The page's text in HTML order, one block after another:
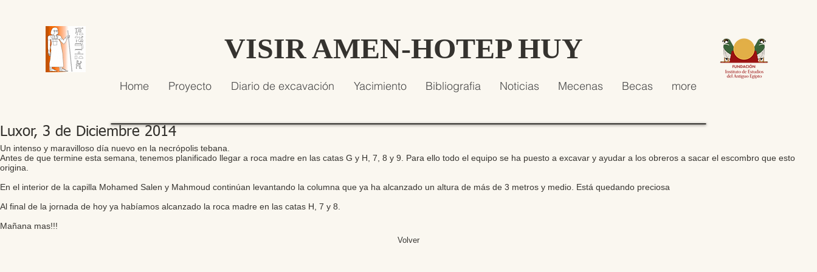
VISIR AMEN-HOTEP HUY
Home Proyecto Diario de excavación Yacimiento Bibliografia Noticias Mecenas Becas more
Luxor, 3 de Diciembre 2014
Un intenso y maravilloso día nuevo en la necrópolis tebana.
Antes de que termine esta semana, tenemos planificado llegar a roca madre en las catas G y H, 7, 8 y 9. Para ello todo el equipo se ha puesto a excavar y ayudar a los obreros a sacar el escombro que esto
origina.
En el interior de la capilla Mohamed Salen y Mahmoud continúan levantando la columna que ya ha alcanzado un altura de más de 3 metros y medio. Está quedando preciosa
Al final de la jornada de hoy ya habíamos alcanzado la roca madre en las catas H, 7 y 8.
Mañana mas!!!
Volver